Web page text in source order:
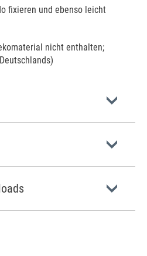
fixieren und ebenso leicht
nicht enthalten;